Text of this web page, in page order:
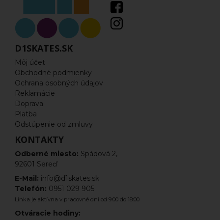
D1SKATES.SK
Môj účet
Obchodné podmienky
Ochrana osobných údajov
Reklamácie
Doprava
Platba
Odstúpenie od zmluvy
KONTAKTY
Odberné miesto: Spádová 2,
92601 Sereď
E-Mail: info@d1skates.sk
Telefón: 0951 029 905
Linka je aktívna v pracovné dni od 9:00 do 18:00
Otváracie hodiny:
Freestyle kolobežky komplety
Dosky
Riadítka
Vidlice
Hlavové zloženie
Kolieska na kolobežku
Ložiská
Objímky
Pegy
Scs